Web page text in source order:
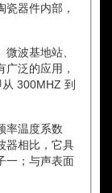
器件内部，
波基地站、
泛的应用，
300MHZ 到
率温度系数
器相比，它具
一；与声表面